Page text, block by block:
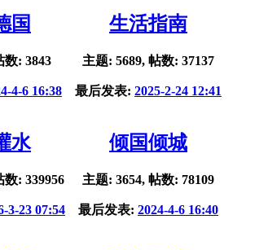
国
数: 3843
4-6 16:38
生活指南
主题: 5689, 帖数: 37137
最后发表: 2025-2-24 12:41
水
数: 339956
3-23 07:54
倾国倾城
主题: 3654, 帖数: 78109
最后发表: 2024-4-6 16:40